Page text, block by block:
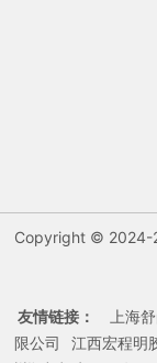
Copyright © 2024-
友情链接：
上海
限公司
江西宏程明